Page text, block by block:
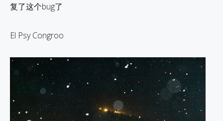
复了这个bug了
El Psy Congroo